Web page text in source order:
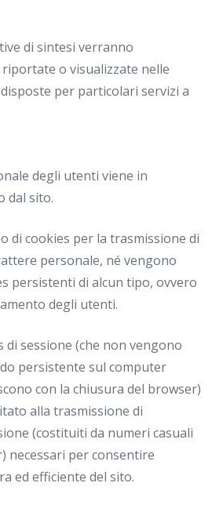
di sintesi verranno
o visualizzate nelle
per particolari servizi a
degli utenti viene in
dal sito.
di cookies per la trasmissione di
personale, né vengono
persistenti di alcun tipo, ovvero
degli utenti.
di sessione (che non vengono
persistente sul computer
con la chiusura del browser)
alla trasmissione di
(costituiti da numeri casuali
necessari per consentire
ed efficiente del sito.